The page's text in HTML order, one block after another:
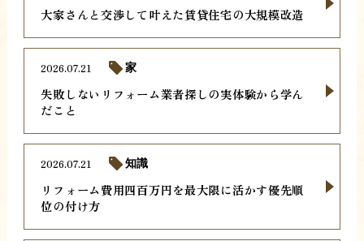
大家さんと交渉して叶えた賃貸住宅の大規模改造
失敗しないリフォーム業者探しの実体験から学ん
だこと
2026.07.21 家
リフォーム費用四百万円を最大限に活かす優先順
位の付け方
2026.07.21 知識